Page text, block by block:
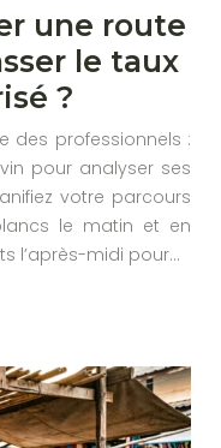
une route
le taux
?
des professionnels :
pour analyser ses
votre parcours
le matin et en
l’après-midi pour…